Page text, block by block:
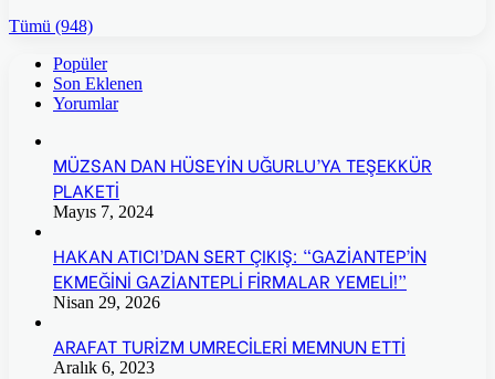
Tümü (948)
Popüler
Son Eklenen
Yorumlar
MÜZSAN DAN HÜSEYİN UĞURLU’YA TEŞEKKÜR
PLAKETİ
Mayıs 7, 2024
HAKAN ATICI’DAN SERT ÇIKIŞ: “GAZİANTEP’İN
EKMEĞİNİ GAZİANTEPLİ FİRMALAR YEMELİ!”
Nisan 29, 2026
ARAFAT TURİZM UMRECİLERİ MEMNUN ETTİ
Aralık 6, 2023